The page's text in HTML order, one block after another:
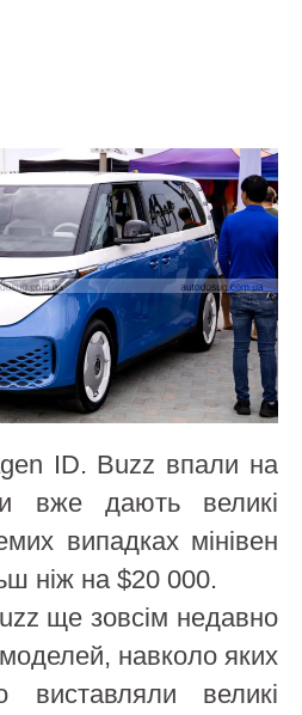
ID. Buzz впали на
вже дають великі
випадках мінівен
ніж на $20 000.
ще зовсім недавно
навколо яких
виставляли великі